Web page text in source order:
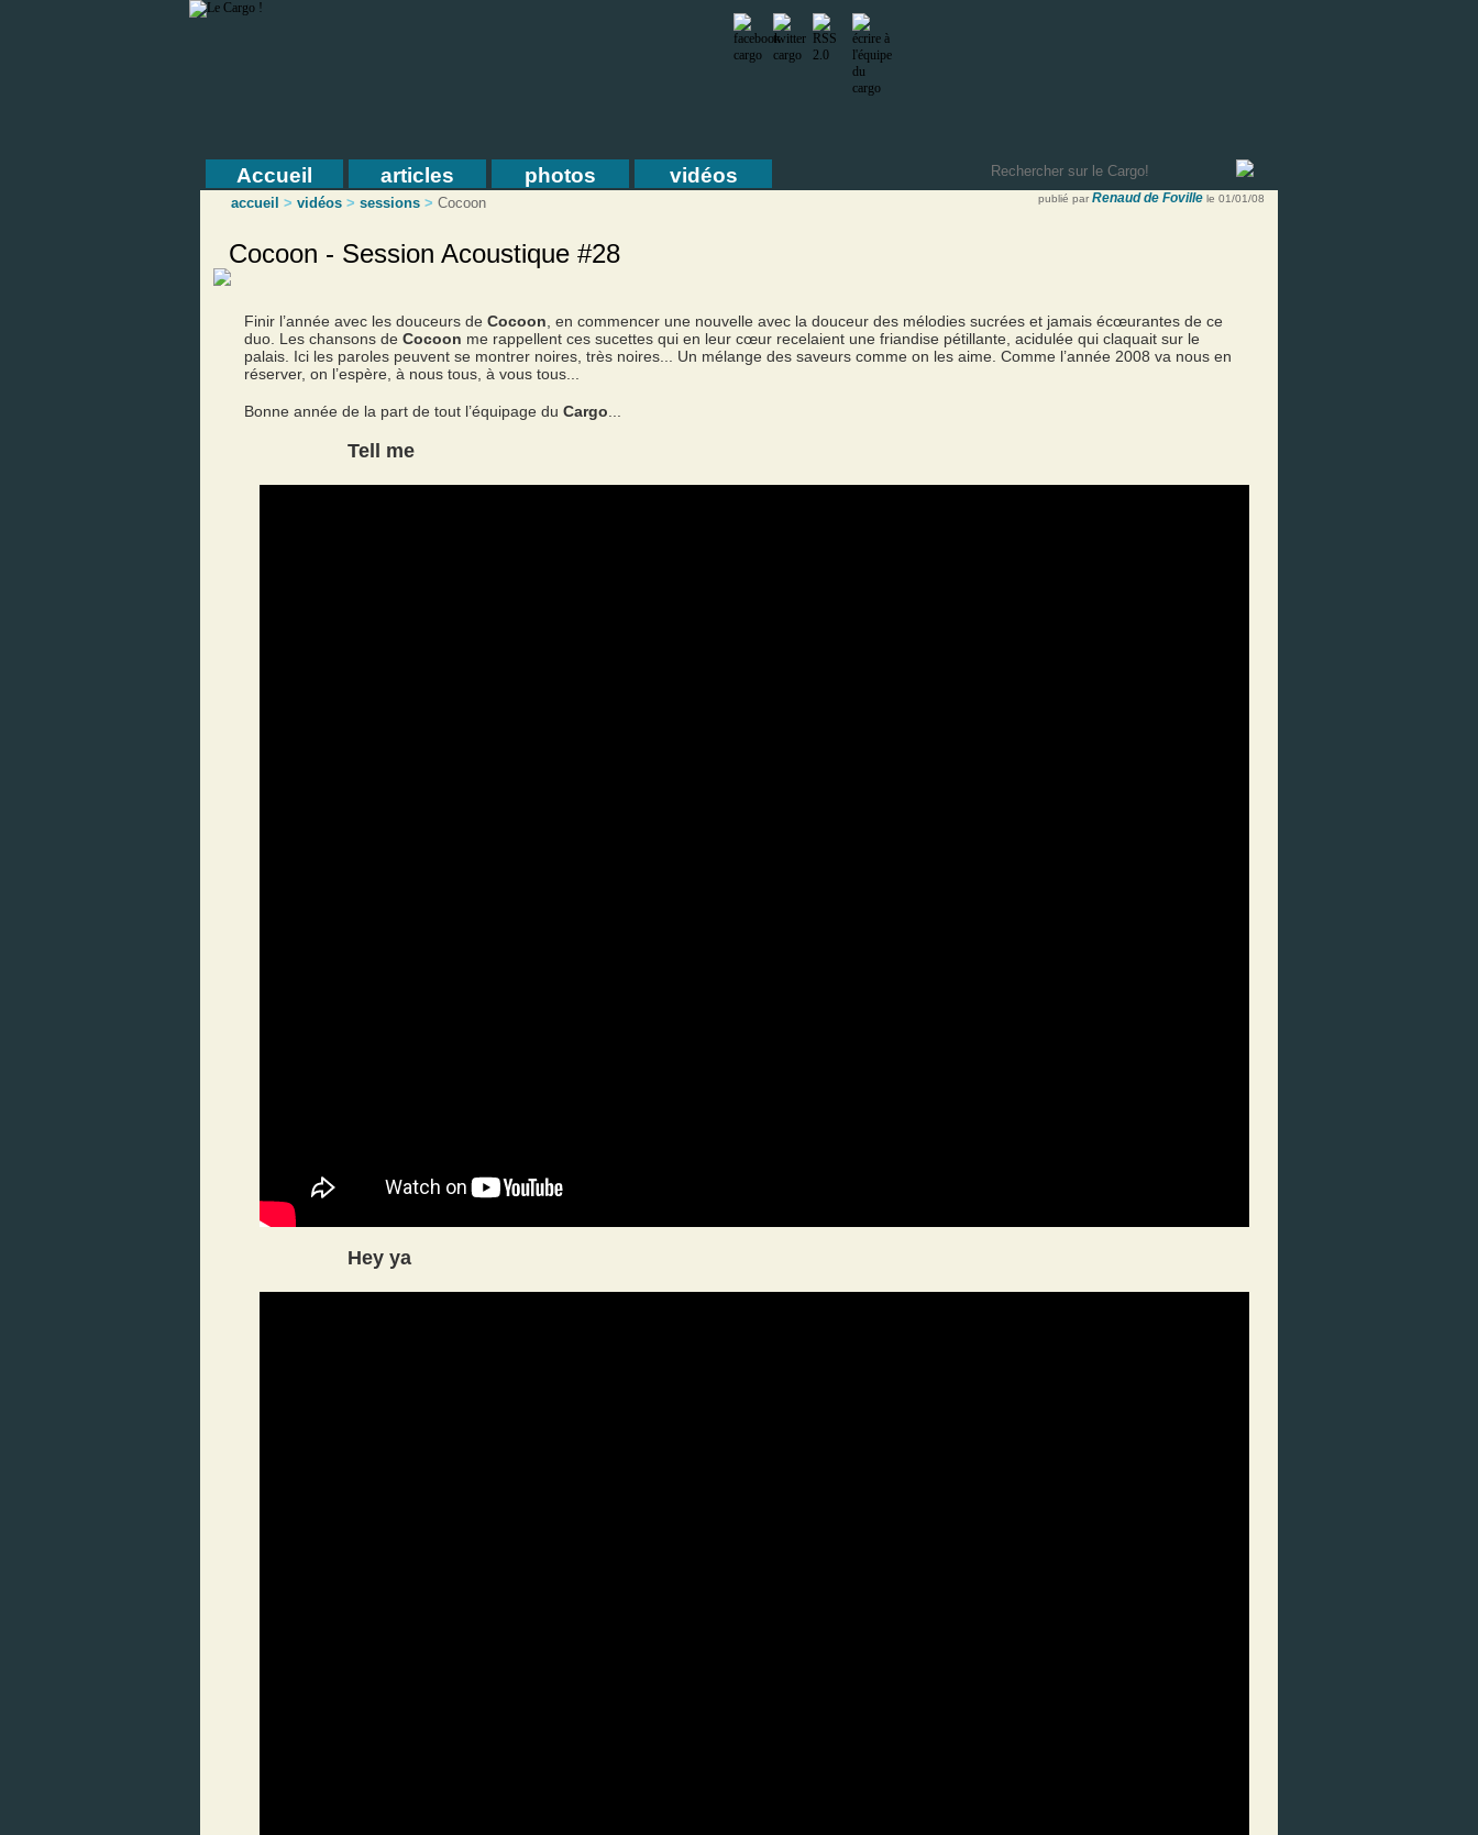
Accueil articles photos vidéos
accueil > vidéos > sessions > Cocoon publié par Renaud de Foville le 01/01/08
Cocoon - Session Acoustique #28
Finir l’année avec les douceurs de Cocoon , en commencer une nouvelle avec la douceur des mélodies sucrées et jamais écœurantes de ce
duo. Les chansons de Cocoon me rappellent ces sucettes qui en leur cœur recelaient une friandise pétillante, acidulée qui claquait sur le
palais. Ici les paroles peuvent se montrer noires, très noires... Un mélange des saveurs comme on les aime. Comme l’année 2008 va nous en
réserver, on l’espère, à nous tous, à vous tous...
Bonne année de la part de tout l’équipage du Cargo
Tell me
Hey ya